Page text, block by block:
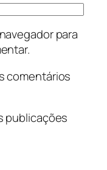
para
comentários
publicações